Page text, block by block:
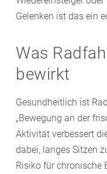
Gelenken ist das ein
Was
bewirkt
Gesundheitlich ist
„Bewegung an der
Aktivität verbessert
dabei, langes Sitzen
Risiko für chronische